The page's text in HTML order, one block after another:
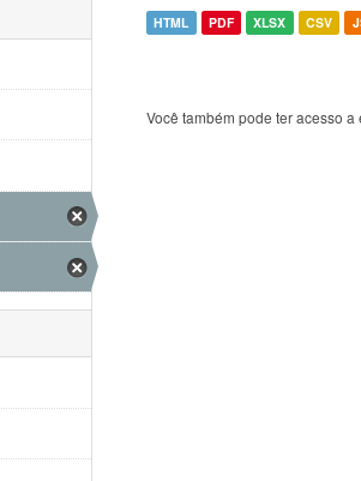
HTML PDF XLSX CSV
Você também pode ter acesso